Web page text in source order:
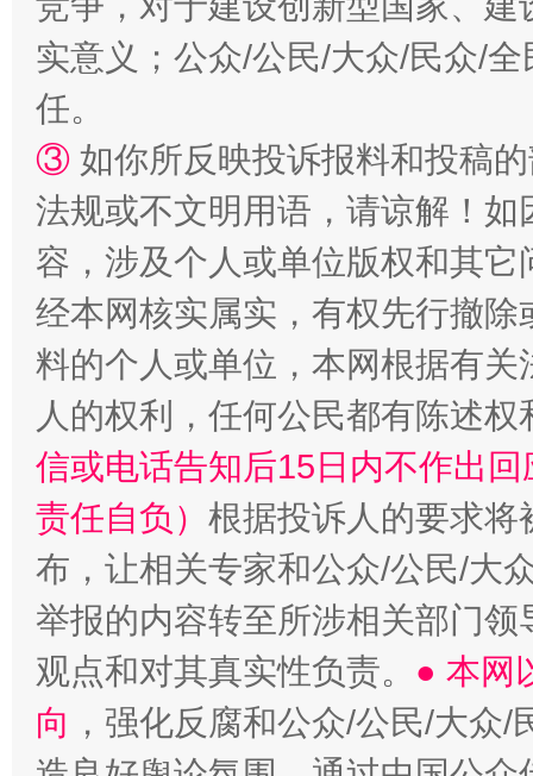
一颗心始终滚烫 还
实意义；公众/公民/大众/民众/
任。
③ 如你所反映投诉报料和投稿
法规或不文明用语，请谅解！
容，涉及个人或单位版权和其它
经本网核实属实，有权先行撤
料的个人或单位，本网根据有
人的权利，任何公民都有陈述
信或电话告知后15日内不作出
责任自负） 根据投诉人的要求将
布，让相关专家和公众/公民/大
举报的内容转至所涉相关部门
观点和对其真实性负责。 ● 本网
向 ，强化反腐和公众/公民/大众